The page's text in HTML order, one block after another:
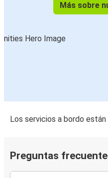
Más sobre
Los servicios a bordo
Preguntas